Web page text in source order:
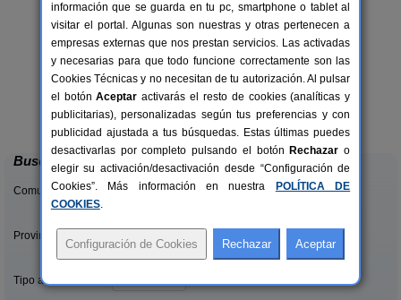
7+2 pers.
desde40 €
Mirador de La Herradura
Embún (Huesca)
Buscar
Comunidades:
Provincias/Islas:
Tipo alquiler:
información que se guarda en tu pc, smartphone o tablet al
visitar el portal. Algunas son nuestras y otras pertenecen a
empresas externas que nos prestan servicios. Las activadas
y necesarias para que todo funcione correctamente son las
Cookies Técnicas y no necesitan de tu autorización. Al pulsar
el botónAceptar activarás el resto de cookies (analíticas y
publicitarias), personalizadas según tus preferencias y con
publicidad ajustada a tus búsquedas. Estas últimas puedes
desactivarlas por completo pulsando el botón Rechazar o
elegir su activación/desactivación desde “Configuración de
Cookies”. Más información en nuestra
POLÍTICA DE
COOKIES.